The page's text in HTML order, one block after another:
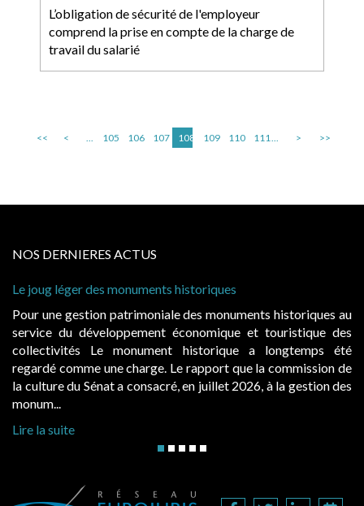
L’obligation de sécurité de l'employeur
comprend la prise en compte de la charge de
travail du salarié
<< < ... 105 106 107 108 109 110 111... > >>
NOS DERNIERES ACTUS
historiques
des monuments historiques au
et touristique des
historique a longtemps été
rapport que la commission de
en juillet 2026, à la gestion des
Cabines de plage : le juge
Evocatrices des bains de
également un beau sujet
public, elles donnent lieu au
d’occupation. Saisies par des